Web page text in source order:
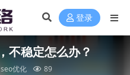
登录
不稳定怎么办？
seo优化 89